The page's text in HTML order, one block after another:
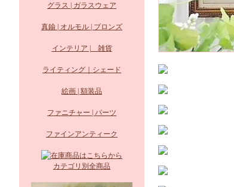
グラス | ガラスウェア
真鍮 | オルモル | ブロンズ
インテリア | 雑貨
ライティング｜シェード
絵画 | 額装品
ファニチャー | パーツ
ファインアンティーク
カテゴリ別全商品